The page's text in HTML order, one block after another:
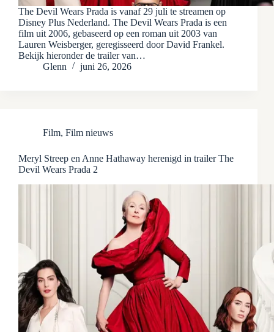
The Devil Wears Prada is vanaf 29 juli te streamen op
Disney Plus Nederland. The Devil Wears Prada is een
film uit 2006, gebaseerd op een roman uit 2003 van
Lauren Weisberger, geregisseerd door David Frankel.
Bekijk hieronder de trailer van…
Glenn
juni 26, 2026
Film, Film nieuws
Meryl Streep en Anne Hathaway herenigd in trailer The
Devil Wears Prada 2